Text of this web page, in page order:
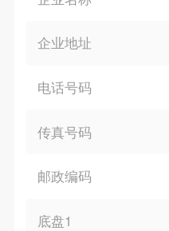
企业地址
电话号码
传真号码
邮政编码
底盘1